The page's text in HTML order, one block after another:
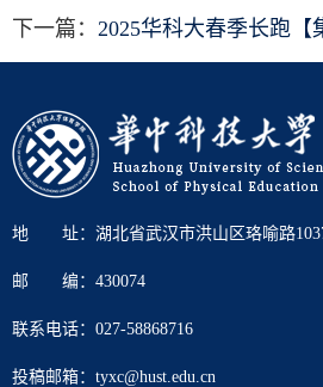
下一篇： 2025华科大春季长跑【
地 址：湖北省武汉市洪山区珞喻路
邮 编：430074
联系电话：027-58868716
投稿邮箱：tyxc@hust.edu.cn